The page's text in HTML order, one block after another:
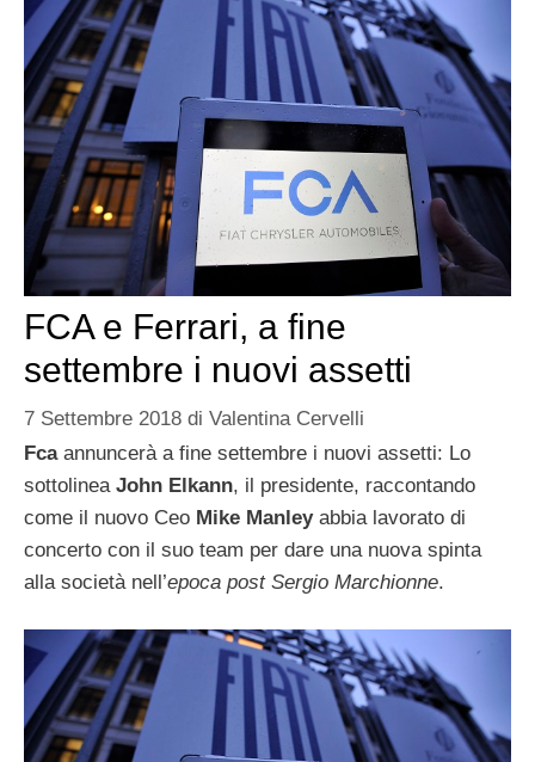
FCA e Ferrari, a fine
settembre i nuovi assetti
7 Settembre 2018 di Valentina Cervelli
Fcaannuncerà a fine settembre i nuovi assetti: Lo
sottolinea John Elkann, il presidente, raccontando
come il nuovo Ceo Mike Manleyabbia lavorato di
concerto con il suo team per dare una nuova spinta
alla società nell’epoca post Sergio Marchionne.